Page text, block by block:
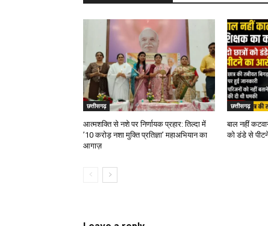
छत्तीसगढ़
आत्मशक्ति से नशे पर निर्णायक प्रहार: तिल्दा में
’10 करोड़ नशा मुक्ति प्रतिज्ञा’ महाअभियान का
आगाज़
छत्तीसगढ़
बाल नहीं
को डंडे से